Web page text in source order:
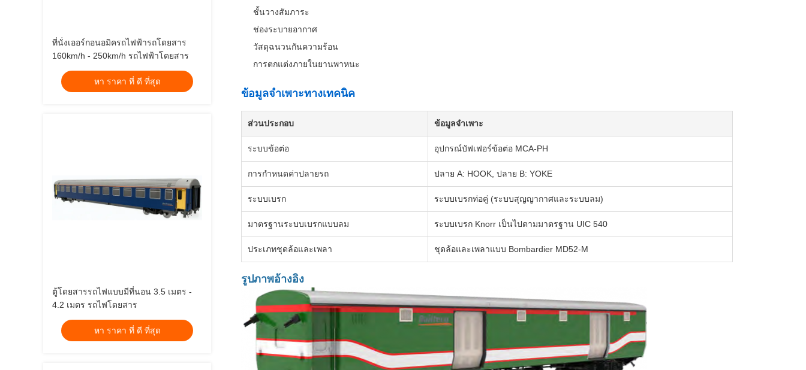
ที่นั่งเออร์กอนอมิครถไฟฟ้ารถโดยสาร
160km/h - 250km/h รถไฟฟ้าโดยสาร
หา ราคา ที่ ดี ที่สุด
ตู้โดยสารรถไฟแบบมีที่นอน 3.5 เมตร -
4.2 เมตร รถไฟโดยสาร
หา ราคา ที่ ดี ที่สุด
ชั้นวางสัมภาระ
ช่องระบายอากาศ
วัสดุฉนวนกันความร้อน
การตกแต่งภายในยานพาหนะ
ข้อมูลจำเพาะทางเทคนิค
ส่วนประกอบ ข้อมูลจำเพาะ
ระบบข้อต่อ อุปกรณ์บัฟเฟอร์ข้อต่อ MCA-PH
การกำหนดค่าปลายรถ ปลาย A: HOOK, ปลาย B: YOKE
ระบบเบรก ระบบเบรกท่อคู่ (ระบบสุญญากาศและระบบลม)
มาตรฐานระบบเบรกแบบลม ระบบเบรก Knorr เป็นไปตามมาตรฐาน UIC 540
ประเภทชุดล้อและเพลา ชุดล้อและเพลาแบบ Bombardier MD52-M
รูปภาพอ้างอิง